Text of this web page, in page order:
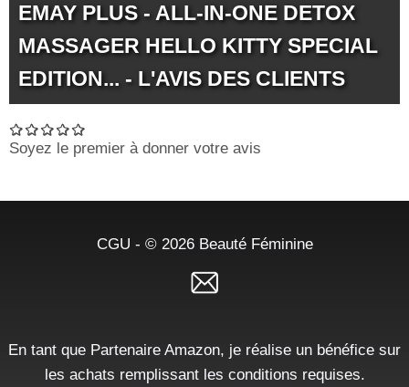
EMAY PLUS - ALL-IN-ONE DETOX
MASSAGER HELLO KITTY SPECIAL
EDITION... - L'AVIS DES CLIENTS
Soyez le premier à donner votre avis
CGU - © 2026 Beauté Féminine
En tant que Partenaire Amazon, je réalise un bénéfice sur
les achats remplissant les conditions requises.